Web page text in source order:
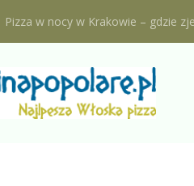
Pizza w nocy w Krakowie – gdzie